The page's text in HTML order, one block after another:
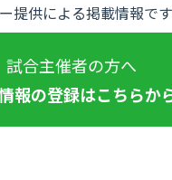
提供による掲載情報です
試合主催者の方へ
報の登録はこちらか